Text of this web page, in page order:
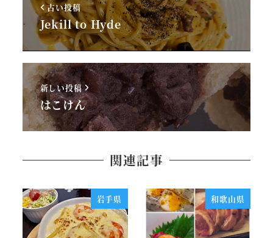
古い投稿
Jekill to Hyde
新しい投稿
はこけん
関連記事
岩手県 和歌山県